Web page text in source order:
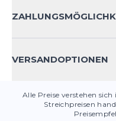
KONTAKT
PRODUKTSICHERHEIT
VERSANDOPTIONEN
Alle Preise verstehen
Streichpreisen